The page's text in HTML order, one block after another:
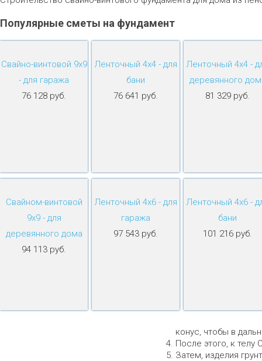
Популярные сметы на фундамент
Свайно-винтовой 9х9
- для гаража
76 128 руб.
Ленточный 4х4 - для
бани
76 641 руб.
Ленточный 4х4 -
деревянного
81 329 руб.
Свайном-винтовой
9х9 - для
деревянного дома
94 113 руб.
Ленточный 4х6 - для
гаража
97 543 руб.
Ленточный 4х6 -
бани
101 216 руб.
конус, чтобы в
После этого, к телу
Затем, изделия